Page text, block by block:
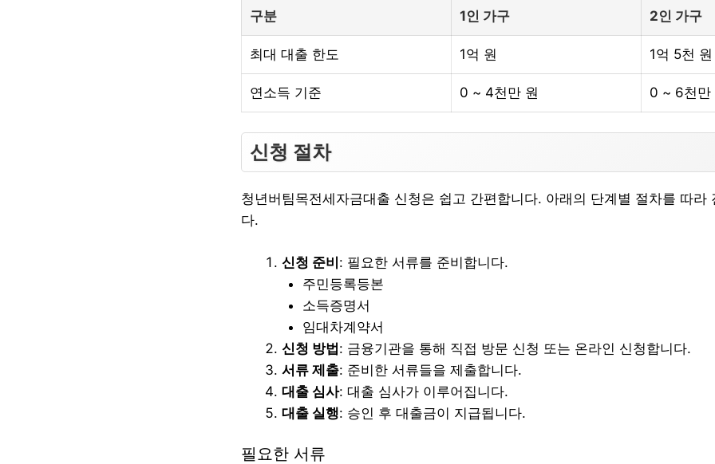
구분 1인 가구 2인 가구
최대 대출 한도 1억 원 1억 5천 원
연소득 기준 0 ~ 4천만 원 0 ~ 6천만
신청 절차
청년버팀목전세자금대출 신청은 쉽고 간편합니다. 아래의 단계별 절차를 따라
다.
신청 준비: 필요한 서류를 준비합니다.
주민등록등본
소득증명서
임대차계약서
신청 방법: 금융기관을 통해 직접 방문 신청 또는 온라인 신청합니다.
서류 제출: 준비한 서류들을 제출합니다.
대출 심사: 대출 심사가 이루어집니다.
대출 실행: 승인 후 대출금이 지급됩니다.
필요한 서류